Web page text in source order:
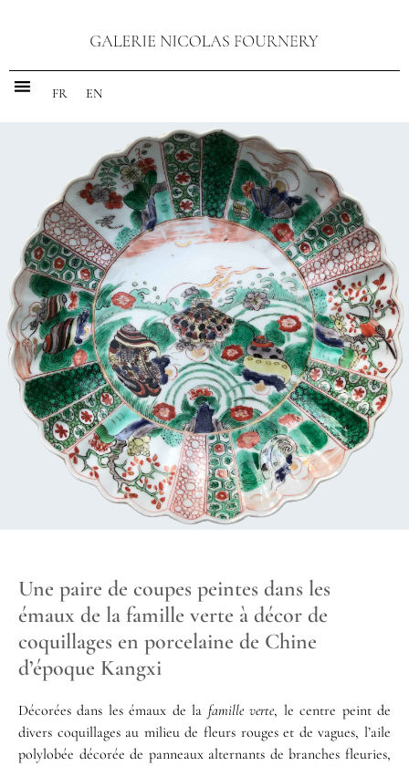
FR EN
Une paire de coupes peintes dans les
émaux de la famille verte à décor de
coquillages en porcelaine de Chine
d’époque Kangxi
Décorées dans les émaux de la famille verte, le centre peint de
divers coquillages au milieu de fleurs rouges et de vagues, l’aile
polylobée décorée de panneaux alternants de branches fleuries,